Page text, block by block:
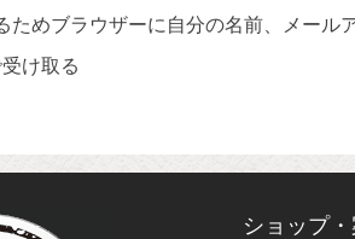
ためブラウザーに自分の名前、メール
け取る
ショップ